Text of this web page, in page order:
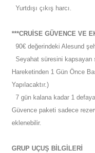
Yurtdışı çıkış harcı.
***CRUİSE GÜVENCE VE
90€ değerindeki Alesund
Seyahat süresini kapsayan
Hareketinden 1 Gün Önce
Yapılacaktır.)
7 gün kalana kadar 1
Güvence paketi sadece
eklenebilir.
GRUP UÇUŞ BİLGİLERİ